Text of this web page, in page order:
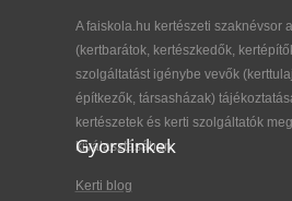
A faiskola.hu kertészeti szaknévsor
(kertbarátok, kertészkedők,
szolgáltatást igénybe vevők
építkezők, társasházak)
kertészetek és kerti szolgáltatók
kiválasztásában.
Gyorslinkek
Kerti blog